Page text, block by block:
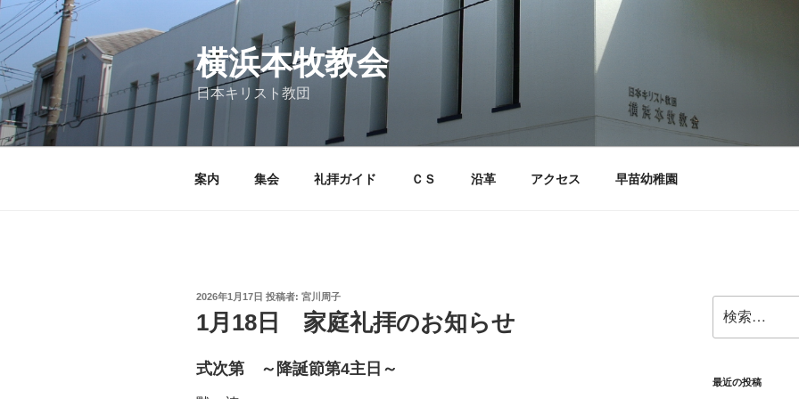
コ
ン
テ
ン
ツ
へ
ス
横浜本牧教会
日本キリスト教団
案内 集会 礼拝ガイド ＣＳ 沿革 アクセス 早苗幼稚園
投
2026年1月17日 投稿者: 宮川周子
1月18日 家庭礼拝のお知らせ
式次第 ～降誕節第4主日～
索:
最近の投稿